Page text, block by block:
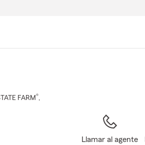
FARM®,
Llamar al agente